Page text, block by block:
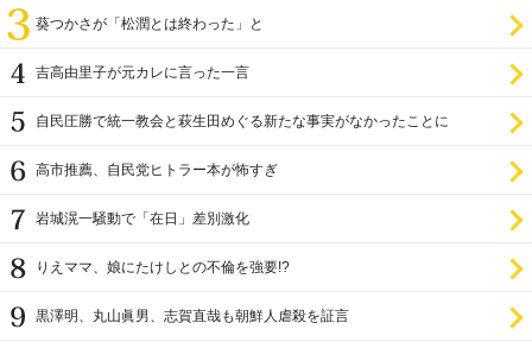
葵つかさが「松潤とは終わった」と
吉高由里子が元カレに言った一言
自民圧勝で統一教会と萩生田めぐる新たな事実がなかったことに
高市推薦、自民党ヒトラー本が怖すぎ
岩城滉一騒動で「在日」差別激化
りえママ、娘にたけしとの不倫を強要!?
黒澤明、丸山眞男、志賀直哉も朝鮮人虐殺を証言